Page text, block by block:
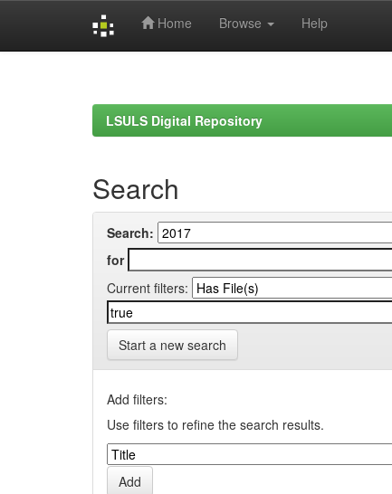
Home Browse Help
LSULS Digital Repository
Search
Search:
for
Current filters:
Start a new search
Add filters:
Use filters to refine the search results.